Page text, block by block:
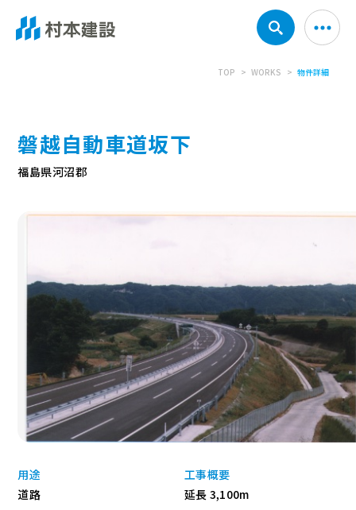
TOP WORKS 物件詳細
磐越自動車道坂下
福島県河沼郡
用途
道路
工事概要
延長 3,100m